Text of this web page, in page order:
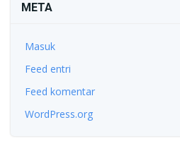
META
Masuk
Feed entri
Feed komentar
WordPress.org